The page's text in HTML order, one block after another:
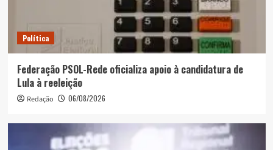
Política
Federação PSOL-Rede oficializa apoio à candidatura de
Lula à reeleição
Redação 06/08/2026